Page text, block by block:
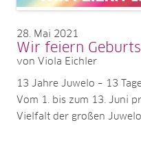
28 Mai 2021
Wir feiern
von Viola Eichler
13 Jahre Juwelo – 13
Vom 1. bis zum 13. Juni
Vielfalt der großen